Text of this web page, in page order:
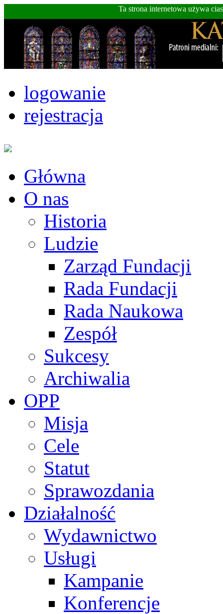
Ta strona internetowa używa
logowanie
rejestracja
Główna
O nas
Historia
Ludzie
Zarząd Fundacji
Rada Fundacji
Rada Naukowa
Zespół
Sukcesy
Archiwalia
OPP
Misja
Cele
Statut
Sprawozdania
Działalność
Wydawnictwo
Usługi
Kampanie
Konferencje